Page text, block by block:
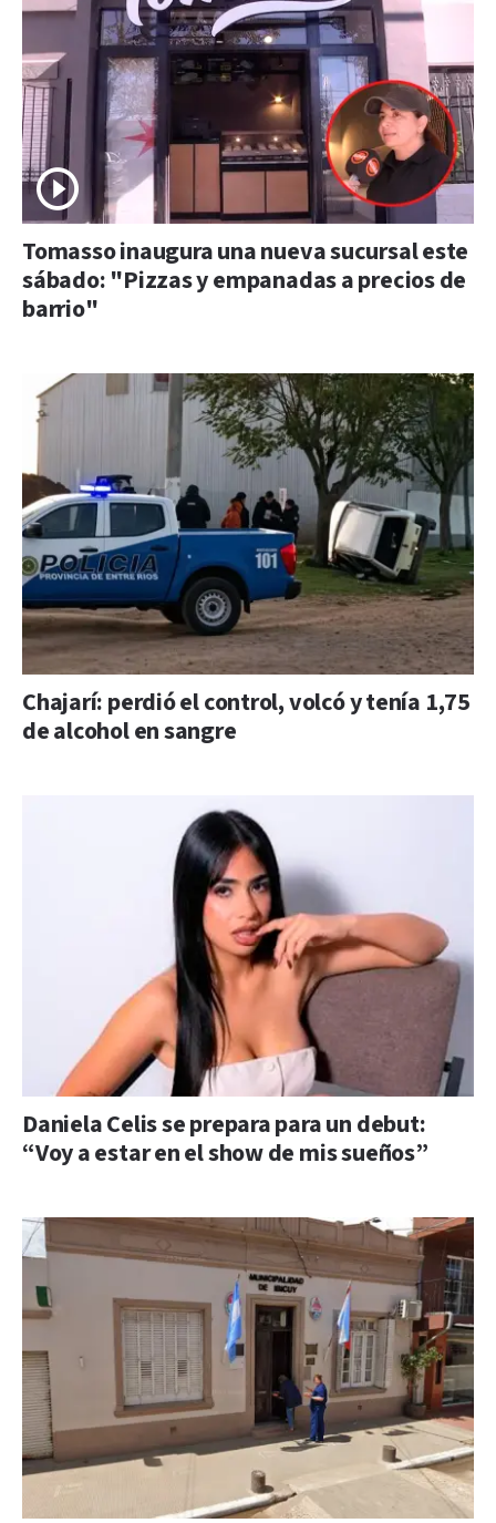
Tomasso inaugura una nueva sucursal este
sábado: "Pizzas y empanadas a precios de
barrio"
Chajarí: perdió el control, volcó y tenía 1,75
de alcohol en sangre
Daniela Celis se prepara para un debut:
“Voy a estar en el show de mis sueños”